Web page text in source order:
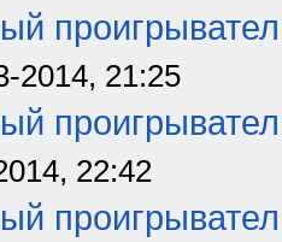
2014, 21:25
22:42